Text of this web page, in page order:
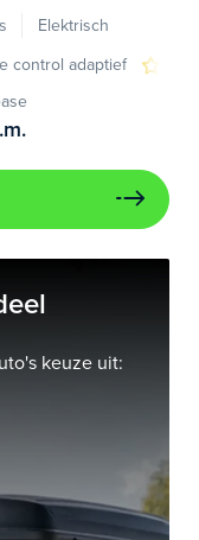
Elektrisch
control adaptief
keuze uit: